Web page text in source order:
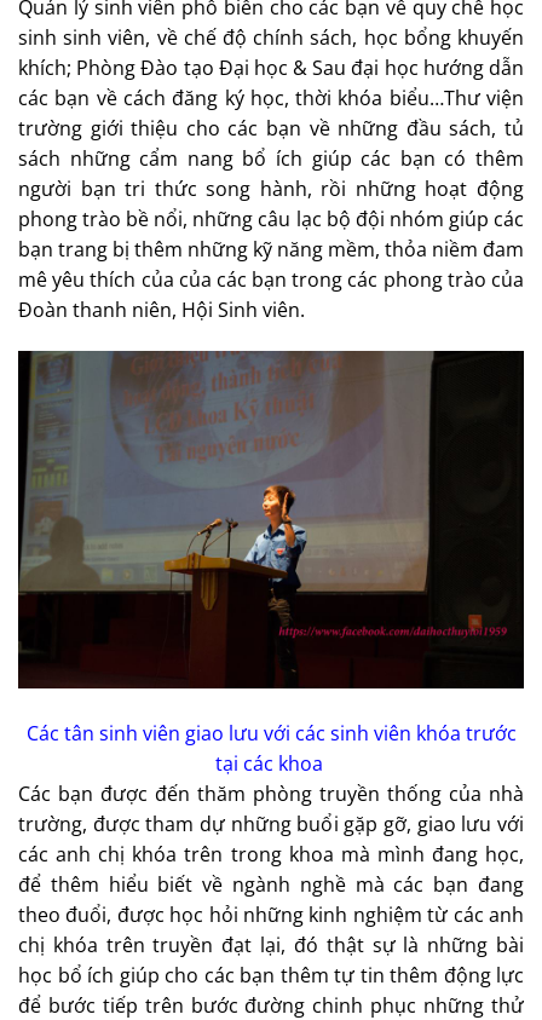
Quản lý sinh viên phổ biến cho các bạn về quy chế học
sinh sinh viên, về chế độ chính sách, học bổng khuyến
khích; Phòng Đào tạo Đại học & Sau đại học hướng dẫn
các bạn về cách đăng ký học, thời khóa biểu…Thư viện
trường giới thiệu cho các bạn về những đầu sách, tủ
sách những cẩm nang bổ ích giúp các bạn có thêm
người bạn tri thức song hành, rồi những hoạt động
phong trào bề nổi, những câu lạc bộ đội nhóm giúp các
bạn trang bị thêm những kỹ năng mềm, thỏa niềm đam
mê yêu thích của của các bạn trong các phong trào của
Đoàn thanh niên, Hội Sinh viên.
Các tân sinh viên giao lưu với các sinh viên khóa trước
tại các khoa
Các bạn được đến thăm phòng truyền thống của nhà
trường, được tham dự những buổi gặp gỡ, giao lưu với
các anh chị khóa trên trong khoa mà mình đang học,
để thêm hiểu biết về ngành nghề mà các bạn đang
theo đuổi, được học hỏi những kinh nghiệm từ các anh
chị khóa trên truyền đạt lại, đó thật sự là những bài
học bổ ích giúp cho các bạn thêm tự tin thêm động lực
để bước tiếp trên bước đường chinh phục những thử